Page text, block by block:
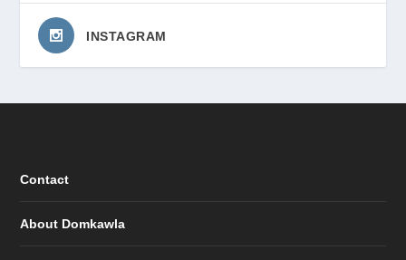
INSTAGRAM
Contact
About Domkawla